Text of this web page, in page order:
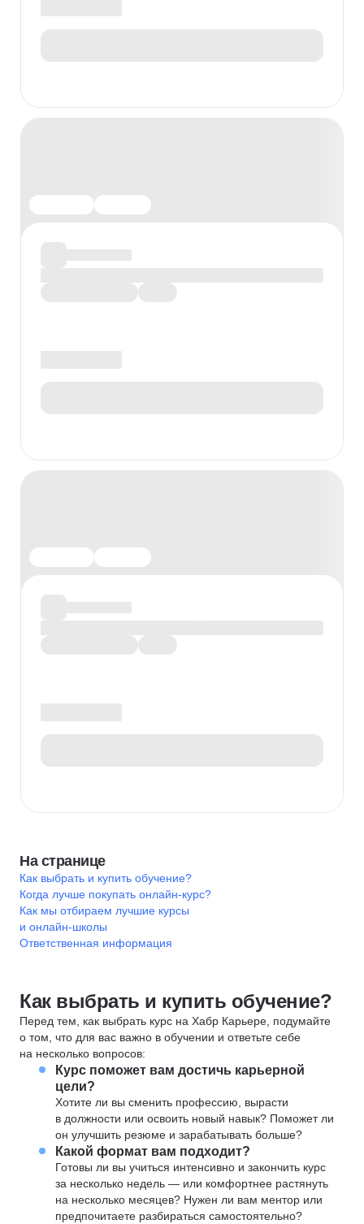
На странице
Как выбрать и купить обучение?
Когда лучше покупать онлайн-курс?
Как мы отбираем лучшие курсы
и онлайн-школы
Ответственная информация
Как выбрать и купить обучение?
Перед тем, как выбрать курс на Хабр Карьере, подумайте
о том, что для вас важно в обучении и ответьте себе
на несколько вопросов:
Курс поможет вам достичь карьерной
цели?
Хотите ли вы сменить профессию, вырасти
в должности или освоить новый навык? Поможет ли
он улучшить резюме и зарабатывать больше?
Какой формат вам подходит?
Готовы ли вы учиться интенсивно и закончить курс
за несколько недель — или комфортнее растянуть
на несколько месяцев? Нужен ли вам ментор или
предпочитаете разбираться самостоятельно?